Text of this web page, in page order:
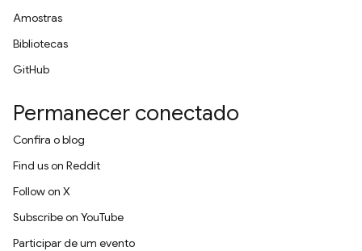
Amostras
Bibliotecas
GitHub
Permanecer conectado
Confira o blog
Find us on Reddit
Follow on X
Subscribe on YouTube
Participar de um evento